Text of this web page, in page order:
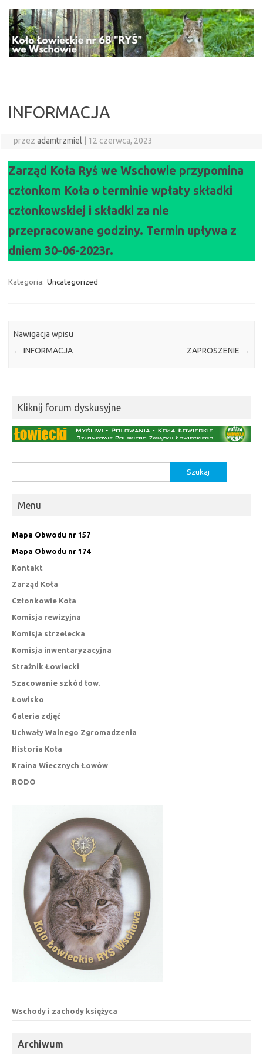
treści
INFORMACJA
przez adamtrzmiel 12 czerwca, 2023
Zarząd Koła Ryś we Wschowie przypomina
członkom Koła o terminie wpłaty składki
członkowskiej i składki za nie
przepracowane godziny. Termin upływa z
dniem 30-06-2023r.
Kategoria: Uncategorized
Nawigacja wpisu
← INFORMACJA ZAPROSZENIE →
Kliknij forum dyskusyjne
Menu
Mapa Obwodu nr 157
Mapa Obwodu nr 174
Kontakt
Zarząd Koła
Członkowie Koła
Komisja rewizyjna
Komisja strzelecka
Komisja inwentaryzacyjna
Strażnik Łowiecki
Szacowanie szkód łow.
Łowisko
Galeria zdjęć
Uchwały Walnego Zgromadzenia
Historia Koła
Kraina Wiecznych Łowów
RODO
Wschody i zachody księżyca
Archiwum